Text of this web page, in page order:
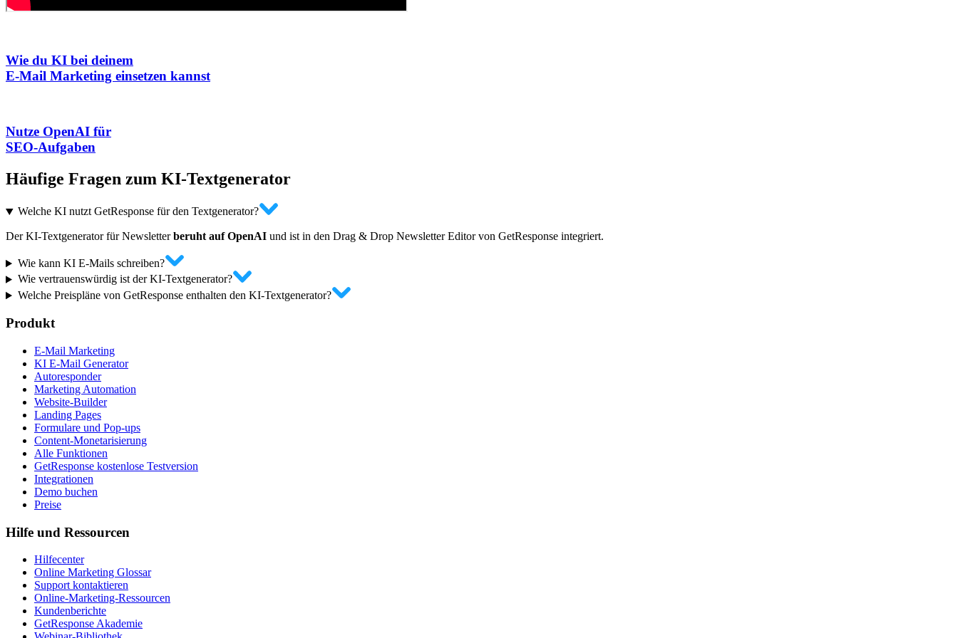
Wie du KI bei deinem
E-Mail Marketing einsetzen kannst
Nutze OpenAI für
SEO-Aufgaben
Häufige Fragen zum KI-Textgenerator
Welche KI nutzt GetResponse für den Textgenerator?
Der KI-Textgenerator für Newsletterberuht auf OpenAI und ist in den Drag & Drop Newsletter Editor von GetResponse integriert.
Wie kann KI E-Mails schreiben?
Wie vertrauenswürdig ist der KI-Textgenerator?
Welche Preispläne von GetResponse enthalten den KI-Textgenerator?
Produkt
E-Mail Marketing
KI E-Mail Generator
Autoresponder
Marketing Automation
Website-Builder
Landing Pages
Formulare und Pop-ups
Content-Monetarisierung
Alle Funktionen
GetResponse kostenlose Testversion
Integrationen
Demo buchen
Preise
Hilfe und Ressourcen
Hilfecenter
Online Marketing Glossar
Support kontaktieren
Online-Marketing-Ressourcen
Kundenberichte
GetResponse Akademie